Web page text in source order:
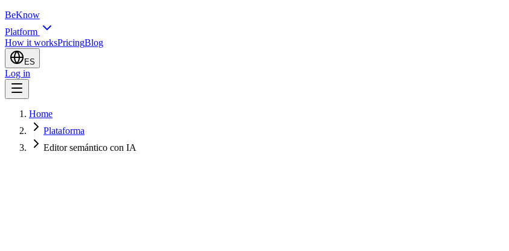
BeKnow
Platform
How it worksPricingBlog
ES
Log in
Home
Plataforma
Editor semántico con IA